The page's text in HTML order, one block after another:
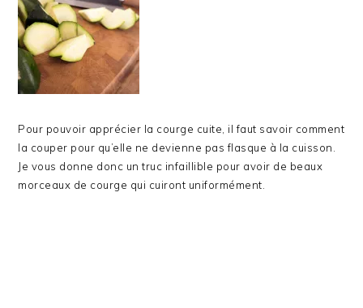
Pour pouvoir apprécier la courge cuite, il faut savoir comment
la couper pour qu’elle ne devienne pas flasque à la cuisson.
Je vous donne donc un truc infaillible pour avoir de beaux
morceaux de courge qui cuiront uniformément.